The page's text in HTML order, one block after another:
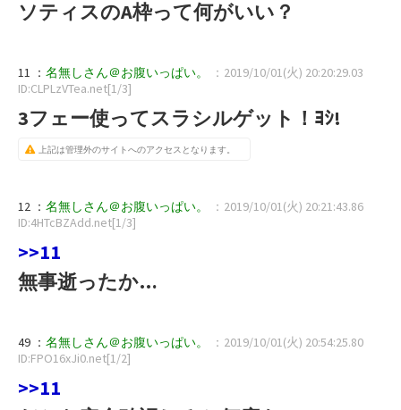
ソティスのA枠って何がいい？
11 ： 名無しさん＠お腹いっぱい。
：2019/10/01(火) 20:20:29.03
ID:CLPLzVTea.net[1/3]
3フェー使ってスラシルゲット！ﾖｼ!
上記は管理外のサイトへのアクセスとなります。
12 ： 名無しさん＠お腹いっぱい。
：2019/10/01(火) 20:21:43.86
ID:4HTcBZAdd.net[1/3]
>>11
無事逝ったか…
49 ： 名無しさん＠お腹いっぱい。
：2019/10/01(火) 20:54:25.80
ID:FPO16xJi0.net[1/2]
>>11